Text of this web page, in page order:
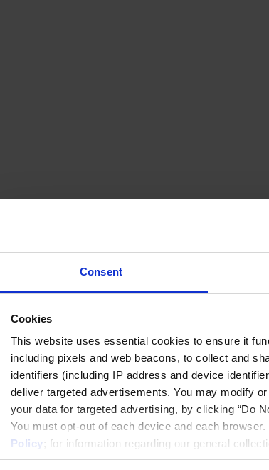
Consent
Cookies
This website uses essential cookies to ensure it
including pixels and web beacons, to collect and
identifiers (including IP address and device
deliver targeted advertisements. You may modify
your data for targeted advertising, by clicking “Do
You must opt-out of each device and each
Policy; for information regarding our general
和首席数据解析官